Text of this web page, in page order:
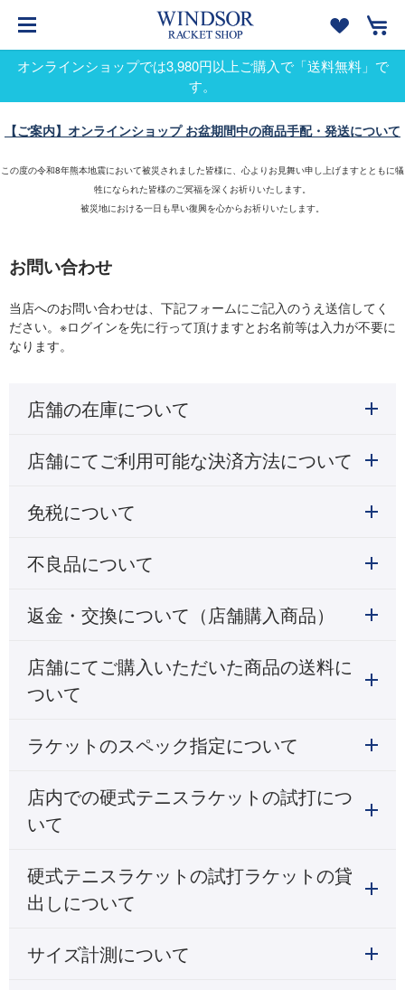
オンラインショップでは3,980円以上ご購入で「送料無料」で
す。
【ご案内】オンラインショップ お盆期間中の商品手配・発送について
この度の令和8年熊本地震において被災されました皆様に、心よりお見舞い申し上げますとともに犠
牲になられた皆様のご冥福を深くお祈りいたします。
被災地における一日も早い復興を心からお祈りいたします。
お問い合わせ
当店へのお問い合わせは、下記フォームにご記入のうえ送信してく
ださい。※ログインを先に行って頂けますとお名前等は入力が不要に
なります。
店舗の在庫について
店舗にてご利用可能な決済方法について
免税について
不良品について
返金・交換について（店舗購入商品）
店舗にてご購入いただいた商品の送料に
ついて
ラケットのスペック指定について
店内での硬式テニスラケットの試打につ
いて
硬式テニスラケットの試打ラケットの貸
出しについて
サイズ計測について